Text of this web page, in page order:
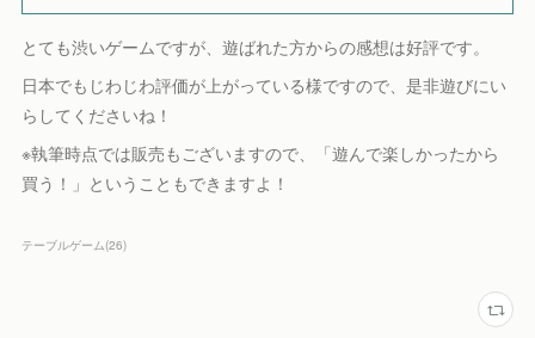
とても渋いゲームですが、遊ばれた方からの感想は好評です。
日本でもじわじわ評価が上がっている様ですので、是非遊びにい
らしてくださいね！
※執筆時点では販売もございますので、「遊んで楽しかったから
買う！」ということもできますよ！
テーブルゲーム(26)